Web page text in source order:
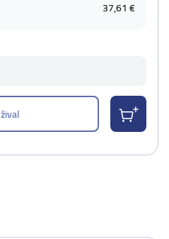
37,61 €